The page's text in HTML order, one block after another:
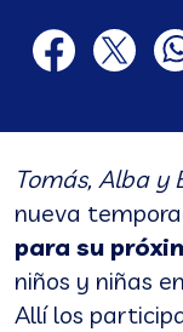
twitter
Tomás, Alba y
nueva
para su
niños y niñas
Allí los